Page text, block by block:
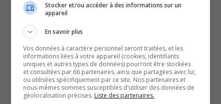
ENTREVUESStocker et/ou accéder à des informations sur un
appareil
En savoir plus
Vos données à caractère personnel seront traitées, et les
informations liées à votre appareil (cookies, identifiants
uniques et autres types de données) pourront être stockées
et consultées par 66 partenaires, ainsi que partagées avec lui,
ou utilisées spécifiquement par ce site. Nos partenaires et
nous-mêmes sommes susceptibles d'utiliser des données de
géolocalisation précises. Liste des partenaires.